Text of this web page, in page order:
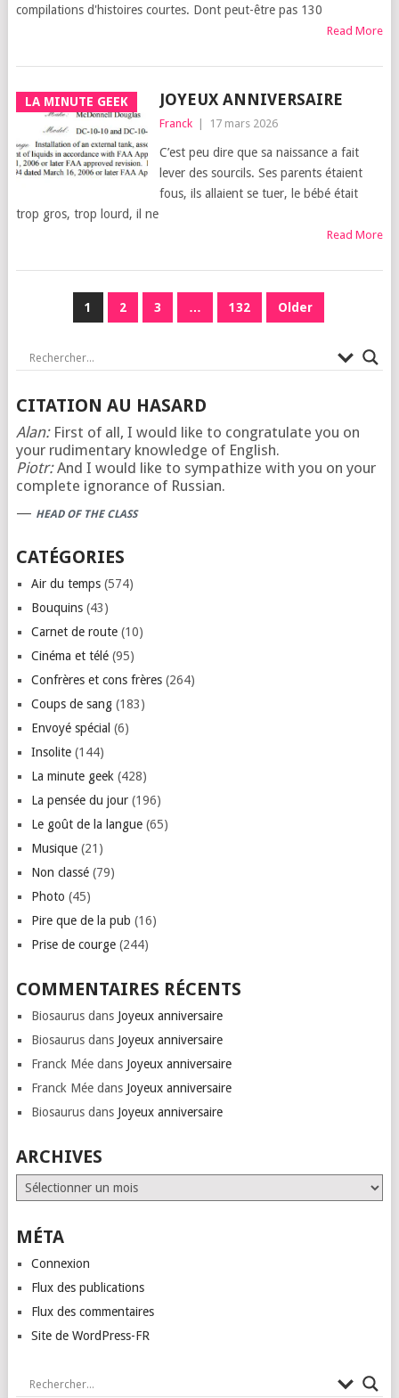
compilations d'histoires courtes. Dont peut-être pas 130
Read More
LA MINUTE GEEK JOYEUX ANNIVERSAIRE
Franck 17 mars 2026
C’est peu dire que sa nais­sance a fait
lever des sour­cils. Ses parents étaient
fous, ils allaient se tuer, le bébé était
trop gros, trop lourd, il ne
Read More
PAGINATION
PUBLICATIONS
1 2 3 … 132 Older
CITATION AU HASARD
Alan:First of all, I would like to congratulate you on
your rudimentary knowledge of English.
Piotr:And I would like to sympathize with you on your
complete ignorance of Russian.
— HEAD OF THE CLASS
CATÉGORIES
Air du temps(574)
Bouquins(43)
Carnet de route(10)
Cinéma et télé(95)
Confrères et cons frères(264)
Coups de sang(183)
Envoyé spécial (6)
Insolite(144)
La minute geek (428)
La pensée du jour(196)
Le goût de la langue(65)
Musique(21)
Non classé(79)
Photo (45)
Pire que de la pub (16)
Prise de courge(244)
COMMENTAIRES RÉCENTS
Biosaurusdans Joyeux anniversaire
Biosaurusdans Joyeux anniversaire
Franck Méedans Joyeux anniversaire
Franck Méedans Joyeux anniversaire
Biosaurusdans Joyeux anniversaire
ARCHIVES
Archives
MÉTA
Connexion
Flux des publications
Flux des commentaires
Site de WordPress-FR